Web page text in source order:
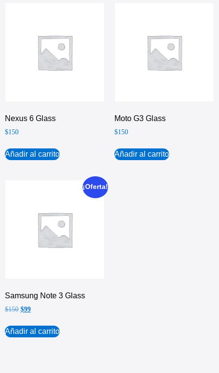
Nexus 6 Glass
$150
Añadir al carrito
Moto G3 Glass
$150
Añadir al carrito
¡Oferta!
Samsung Note 3 Glass
$150 $99
Añadir al carrito